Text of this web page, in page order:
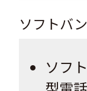
ソフトバ
ソフ